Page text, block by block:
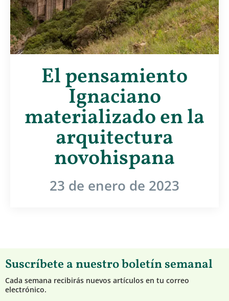
El pensamiento
Ignaciano
materializado en la
arquitectura
novohispana
23 de enero de 2023
Suscríbete a nuestro boletín semanal
Cada semana recibirás nuevos artículos en tu correo
electrónico.